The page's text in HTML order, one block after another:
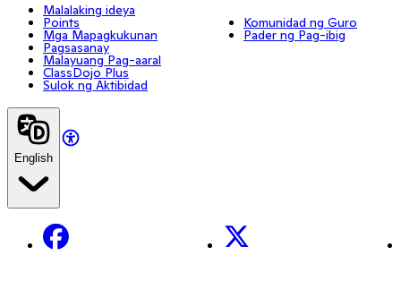
Malalaking ideya
Points
Mga Mapagkukunan
Pagsasanay
Malayuang Pag-aaral
ClassDojo Plus
Sulok ng Aktibidad
Komunidad ng Guro
Pader ng Pag-ibig
English
Facebook X